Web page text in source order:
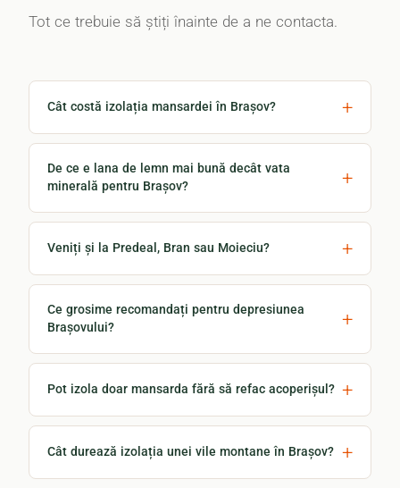
Tot ce trebuie să știți înainte de a ne contacta.
Cât costă izolația mansardei în Brașov?
De ce e lana de lemn mai bună decât vata
minerală pentru Brașov?
Veniți și la Predeal, Bran sau Moieciu?
Ce grosime recomandați pentru depresiunea
Brașovului?
Pot izola doar mansarda fără să refac acoperișul?
Cât durează izolația unei vile montane în Brașov?